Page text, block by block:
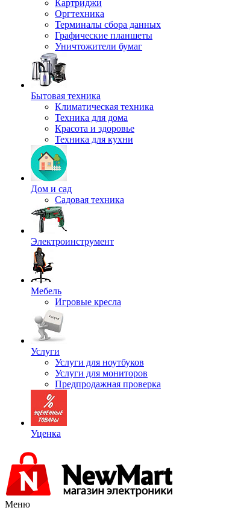
Картриджи
Оргтехника
Терминалы сбора данных
Графические планшеты
Уничтожители бумаг
Бытовая техника
Климатическая техника
Техника для дома
Красота и здоровье
Техника для кухни
Дом и сад
Садовая техника
Электроинструмент
Мебель
Игровые кресла
Услуги
Услуги для ноутбуков
Услуги для мониторов
Предпродажная проверка
Уценка
Меню